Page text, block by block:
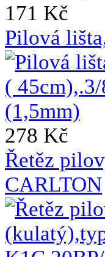
171 Kč
Pilová
278 Kč
Řetěz
CARLTON